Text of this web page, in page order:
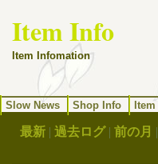
Item Info
Item Infomation
Slow News Shop Info
最新 | 過去ログ| 前の月 |